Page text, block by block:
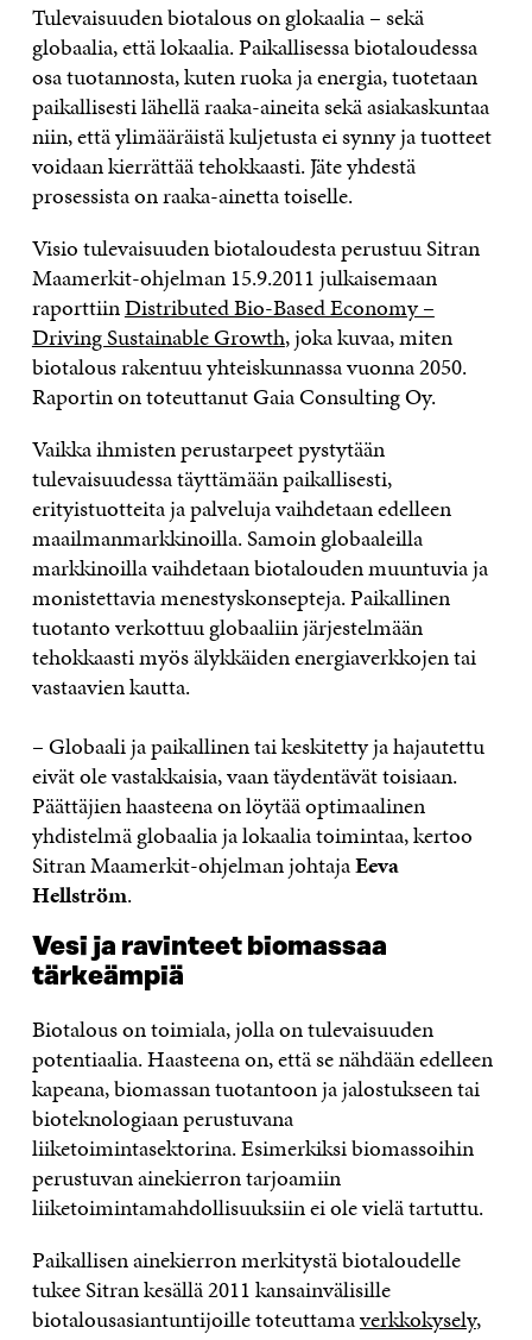
Tulevaisuuden biotalous on glokaalia – sekä
globaalia, että lokaalia. Paikallisessa biotaloudessa
osa tuotannosta, kuten ruoka ja energia, tuotetaan
paikallisesti lähellä raaka-aineita sekä asiakaskuntaa
niin, että ylimääräistä kuljetusta ei synny ja tuotteet
voidaan kierrättää tehokkaasti. Jäte yhdestä
prosessista on raaka-ainetta toiselle.
Visio tulevaisuuden biotaloudesta perustuu Sitran
Maamerkit-ohjelman 15.9.2011 julkaisemaan
raporttiinDistributed Bio-Based Economy –
Driving Sustainable Growth, joka kuvaa, miten
biotalous rakentuu yhteiskunnassa vuonna 2050.
Raportin on toteuttanut Gaia Consulting Oy.
Vaikka ihmisten perustarpeet pystytään
tulevaisuudessa täyttämään paikallisesti,
erityistuotteita ja palveluja vaihdetaan edelleen
maailmanmarkkinoilla. Samoin globaaleilla
markkinoilla vaihdetaan biotalouden muuntuvia ja
monistettavia menestyskonsepteja. Paikallinen
tuotanto verkottuu globaaliin järjestelmään
tehokkaasti myös älykkäiden energiaverkkojen tai
vastaavien kautta.
– Globaali ja paikallinen tai keskitetty ja hajautettu
eivät ole vastakkaisia, vaan täydentävät toisiaan.
Päättäjien haasteena on löytää optimaalinen
yhdistelmä globaalia ja lokaalia toimintaa, kertoo
Sitran Maamerkit-ohjelman johtajaEeva
Hellström.
Vesi ja ravinteet biomassaa
tärkeämpiä
Biotalous on toimiala, jolla on tulevaisuuden
potentiaalia. Haasteena on, että se nähdään edelleen
kapeana, biomassan tuotantoon ja jalostukseen tai
bioteknologiaan perustuvana
liiketoimintasektorina. Esimerkiksi biomassoihin
perustuvan ainekierron tarjoamiin
liiketoimintamahdollisuuksiin ei ole vielä tartuttu.
Paikallisen ainekierron merkitystä biotaloudelle
tukee Sitran kesällä 2011 kansainvälisille
biotalousasiantuntijoille toteuttamaverkkokysely,